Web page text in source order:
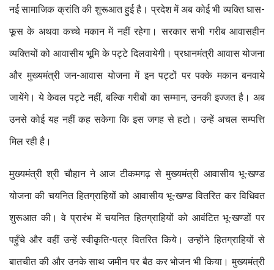
नई सामाजिक क्रांति की शुरूआत हुई है। प्रदेश में अब कोई भी व्यक्ति घास-
फूस के अथवा कच्चे मकान में नहीं रहेगा। सरकार सभी गरीब आवासहीन
व्यक्तियों को आवासीय भूमि के पट्टे दिलवायेगी। प्रधानमंत्री आवास योजना
और मुख्यमंत्री जन-आवास योजना में इन पट्टों पर पक्के मकान बनवाये
जायेंगे। ये केवल पट्टे नहीं, बल्कि गरीबों का सम्मान, उनकी इज्जत है। अब
उनसे कोई यह नहीं कह सकेगा कि इस जगह से हटो। उन्हें अचल सम्पत्ति
मिल रही है।
मुख्यमंत्री श्री चौहान ने आज टीकमगढ़ से मुख्यमंत्री आवासीय भू-खण्ड
योजना की चयनित हितग्राहियों को आवासीय भू-खण्ड वितरित कर विधिवत
शुरूआत की। वे प्रारंभ में चयनित हितग्राहियों को आवंटित भू-खण्डों पर
पहुँचे और वहीं उन्हें स्वीकृति-पत्र वितरित किये। उन्होंने हितग्राहियों से
बातचीत की और उनके साथ जमीन पर बैठ कर भोजन भी किया। मुख्यमंत्री